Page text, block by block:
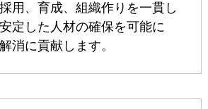
用、育成、組織作りを一貫し
定した人材の確保を可能に
消に貢献します。